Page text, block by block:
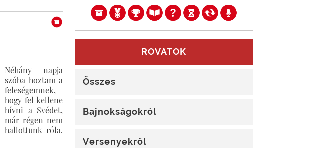
Néhány napja
szóba hoztam a
feleségemnek,
hogy fel kellene
hívni a Svédet,
már régen nem
hallottunk róla.
ROVATOK
Összes
Bajnokságokról
Versenyekről